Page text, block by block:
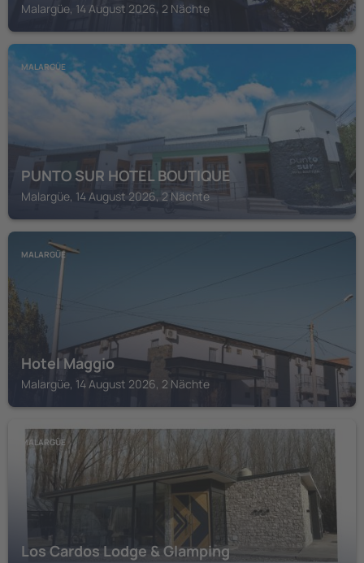
Malargüe, 14 August 2026, 2 Nächte
MALARGÜE
PUNTO SUR HOTEL BOUTIQUE
Malargüe, 14 August 2026, 2 Nächte
MALARGÜE
Hotel Maggio
Malargüe, 14 August 2026, 2 Nächte
MALARGÜE
Los Cardos Lodge & Glamping